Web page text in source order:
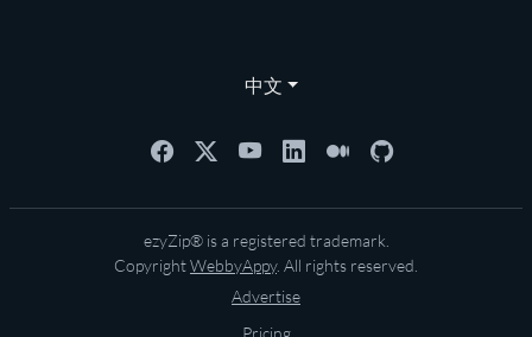
中文
ezyZip® is a registered trademark.
CopyrightWebbyAppy. All rights reserved.
Advertise